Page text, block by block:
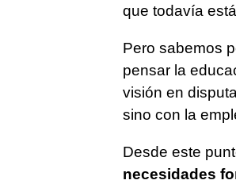
que todavía
Pero sabemos
pensar la
visión en
sino con la
Desde este
necesidades